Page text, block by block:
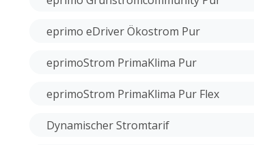
eprimo eDriver Ökostrom Pur
eprimoStrom PrimaKlima Pur
eprimoStrom PrimaKlima Pur Flex
Dynamischer Stromtarif